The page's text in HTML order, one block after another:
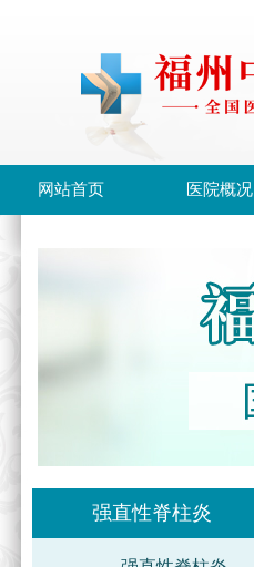
网站首页 医院概况
强直性脊柱炎